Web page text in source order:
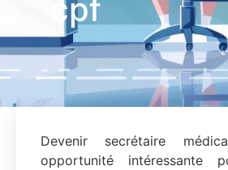
cpf
Devenir secrétaire
opportunité intéressante